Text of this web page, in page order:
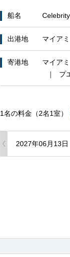
船名
出港地 マイアミ
寄港地 マイアミ
プ
1名の料金（2名1室）
2027年06月13日